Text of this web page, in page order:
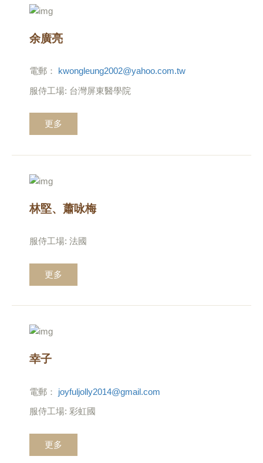
余廣亮
電郵： kwongleung2002@yahoo.com.tw
服侍工場: 台灣屏東醫學院
更多
林堅、蕭咏梅
服侍工場: 法國
更多
幸子
電郵： joyfuljolly2014@gmail.com
服侍工場: 彩虹國
更多